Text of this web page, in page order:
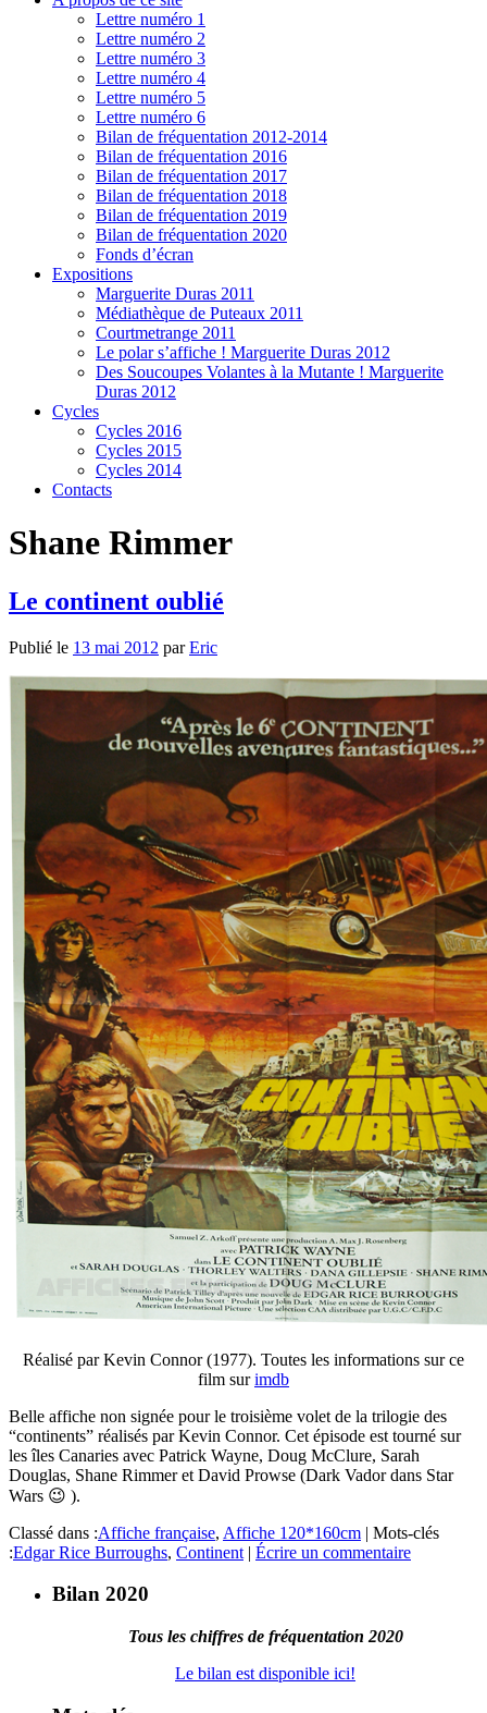
Lettre numéro 1
Lettre numéro 2
Lettre numéro 3
Lettre numéro 4
Lettre numéro 5
Lettre numéro 6
Bilan de fréquentation 2012-2014
Bilan de fréquentation 2016
Bilan de fréquentation 2017
Bilan de fréquentation 2018
Bilan de fréquentation 2019
Bilan de fréquentation 2020
Fonds d’écran
Expositions
Marguerite Duras 2011
Médiathèque de Puteaux 2011
Courtmetrange 2011
Le polar s’affiche ! Marguerite Duras 2012
Des Soucoupes Volantes à la Mutante ! Marguerite
Duras 2012
Cycles
Cycles 2016
Cycles 2015
Cycles 2014
Contacts
Shane Rimmer
Le continent oublié
Publié le 13 mai 2012 parEric
Réalisé par Kevin Connor (1977). Toutes les informations sur ce
film surimdb
Belle affiche non signée pour le troisième volet de la trilogie des
“continents” réalisés par Kevin Connor. Cet épisode est tourné sur
les îles Canaries avec Patrick Wayne, Doug McClure, Sarah
Douglas, Shane Rimmer et David Prowse (Dark Vador dans Star
Wars 😉 ).
Classé dans :Affiche française, Affiche 120*160cm | Mots-clés
:Edgar Rice Burroughs, Continent | Écrire un commentaire
Bilan 2020
Tous les chiffres de fréquentation 2020
Le bilan est disponible ici!